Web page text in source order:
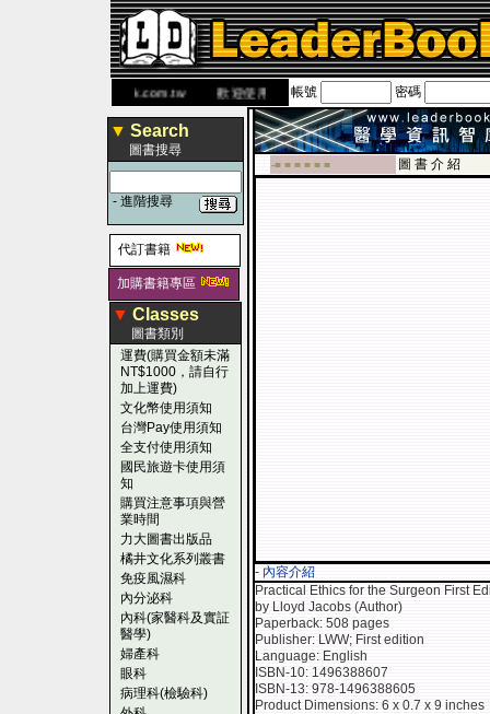
www.leaderbook.com.tw歡迎使用 國民旅遊卡！！
帳號 密碼
▼ Search
圖書搜尋
- 進階搜尋
代訂書籍
加購書籍專區
▼ Classes
圖書類別
運費(購買金額未滿
NT$1000，請自行
加上運費)
文化幣使用須知
台灣Pay使用須知
全支付使用須知
國民旅遊卡使用須
知
購買注意事項與營
業時間
力大圖書出版品
橘井文化系列叢書
免疫風濕科
內分泌科
內科(家醫科及實証
醫學)
婦產科
眼科
病理科(檢驗科)
-■ ■ ■ ■ ■ ■ 圖 書 介 紹
- 內容介紹
Practical Ethics for the Surgeon First
by Lloyd Jacobs (Author)
Paperback: 508 pages
Publisher: LWW; First edition
Language: English
ISBN-10: 1496388607
ISBN-13: 978-1496388605
Product Dimensions: 6 x 0.7 x 9 inches